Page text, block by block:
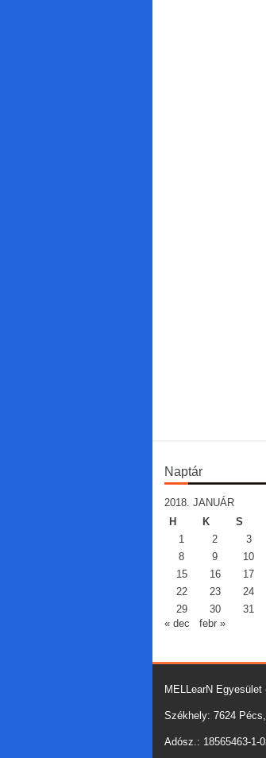
Naptár
2018. JANUÁR
H
K S
1
2 3
8
9 10
15
16 17
22
23 24
29
30
31
« dec
febr »
MELLearN
Székhely: 7624
Adósz.: 18565463-1-